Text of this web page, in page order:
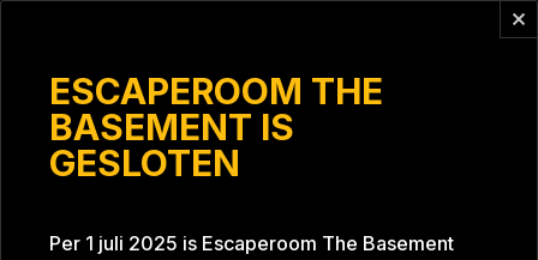
ESCAPEROOM THE
BASEMENT IS
GESLOTEN
Per 1 juli 2025 is Escaperoom The Basement